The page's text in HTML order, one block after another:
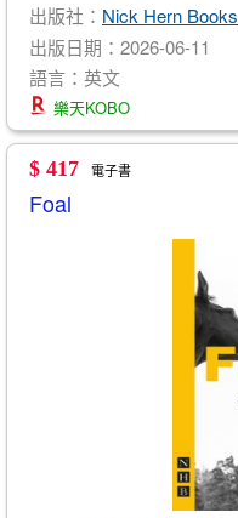
出版社： Nick Hern Books
出版日期：2026-06-11
語言：英文
樂天KOBO
$ 417 電子書
Foal